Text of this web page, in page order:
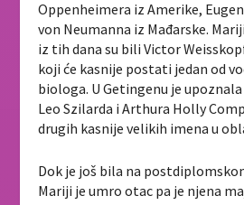
Oppenheimera iz Amerike,
von Neumanna iz Mađarske.
iz tih dana su bili Victor
koji će kasnije postati jedan od
biologa. U Getingenu je
Leo Szilarda i Arthura Holly
drugih kasnije velikih imena u
Dok je još bila na
Mariji je umro otac pa je njena